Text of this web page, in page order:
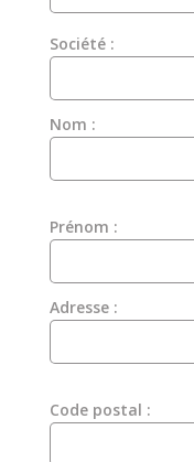
Société :
Nom :
Prénom :
Adresse :
Code postal :